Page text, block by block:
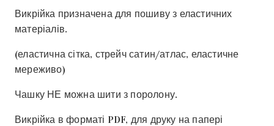
Викрійка призначена для пошиву з еластичних
матеріалів.
(еластична сітка, стрейч сатин/атлас, еластичне
мереживо)
Чашку НЕ можна шити з поролону.
Викрійка в форматі PDF, для друку на папері